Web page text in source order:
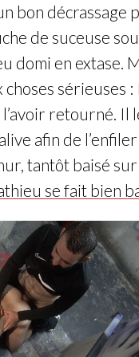
bon décrassage
de suceuse
domi en extase.
choses
retourné. Il
afin de
tantôt baisé
se fait bien